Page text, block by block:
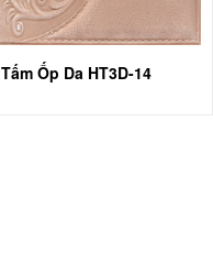
Tấm Ốp Da HT3D-14